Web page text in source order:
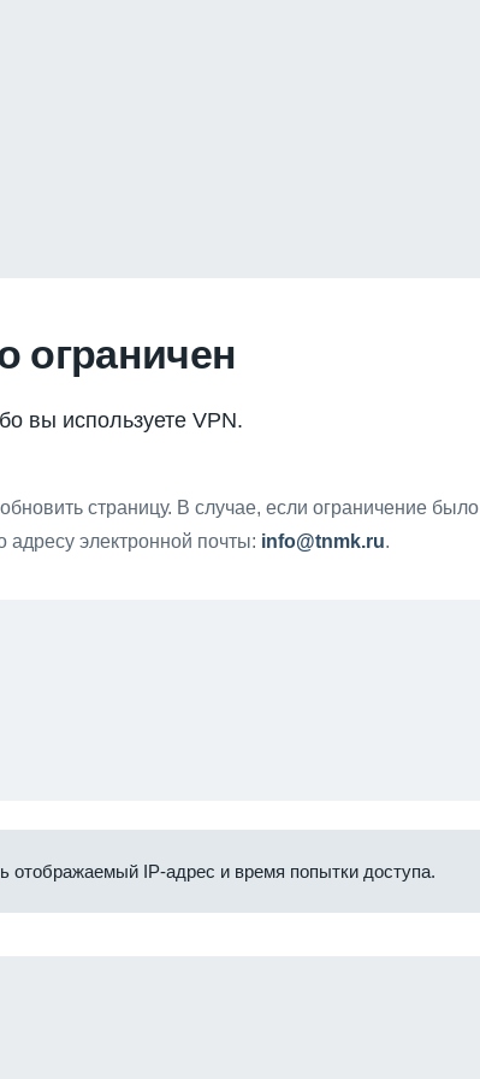
ограничен
вы используете VPN.
страницу. В случае, если ограничение было
электронной почты: info@tnmk.ru.
отображаемый IP-адрес и время попытки доступа.